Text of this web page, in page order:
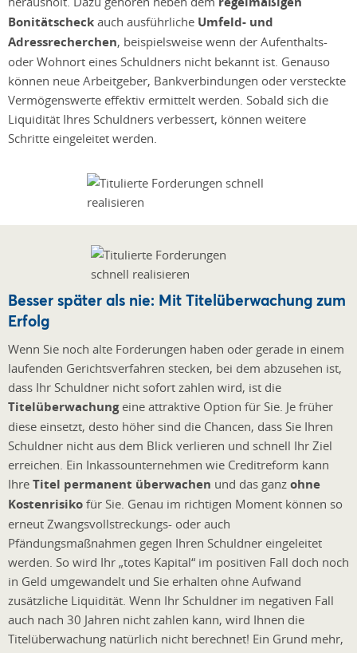
Bonitätscheck auch ausführliche Umfeld- und
Adressrecherchen, beispielsweise wenn der Aufenthalts-
oder Wohnort eines Schuldners nicht bekannt ist. Genauso
können neue Arbeitgeber, Bankverbindungen oder versteckte
Vermögenswerte effektiv ermittelt werden. Sobald sich die
Liquidität Ihres Schuldners verbessert, können weitere
Schritte eingeleitet werden.
Besser später als nie: Mit Titelüberwachung zum
Erfolg
Wenn Sie noch alte Forderungen haben oder gerade in einem
laufenden Gerichtsverfahren stecken, bei dem abzusehen ist,
dass Ihr Schuldner nicht sofort zahlen wird, ist die
Titelüberwachungeine attraktive Option für Sie. Je früher
diese einsetzt, desto höher sind die Chancen, dass Sie Ihren
Schuldner nicht aus dem Blick verlieren und schnell Ihr Ziel
erreichen. Ein Inkassounternehmen wie Creditreform kann
Ihre Titel permanent überwachen und das ganz ohne
Kostenrisiko für Sie. Genau im richtigen Moment können so
erneut Zwangsvollstreckungs- oder auch
Pfändungsmaßnahmen gegen Ihren Schuldner eingeleitet
werden. So wird Ihr „totes Kapital“ im positiven Fall doch noch
in Geld umgewandelt und Sie erhalten ohne Aufwand
zusätzliche Liquidität. Wenn Ihr Schuldner im negativen Fall
auch nach 30 Jahren nicht zahlen kann, wird Ihnen die
Titelüberwachung natürlich nicht berechnet! Ein Grund mehr,